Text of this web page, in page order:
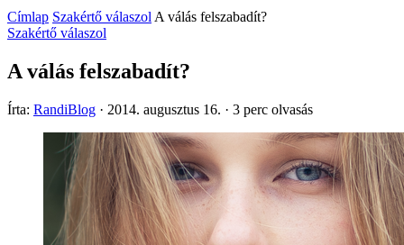
Címlap Szakértő válaszol A válás felszabadít?
Szakértő válaszol
A válás felszabadít?
Írta: RandiBlog · 2014. augusztus 16. · 3 perc olvasás